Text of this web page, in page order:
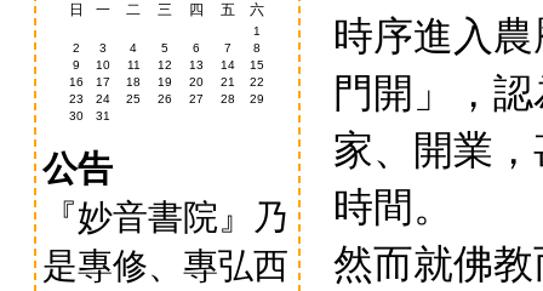
日 一 二 三 四 五 六
1
2
3 4 5 6 7
8
9
10 11 12 13 14
15
16
17 18 19 20 21
22
23
24 25 26 27 28
29
30
31
公告
『妙音書院』乃
是專修、專弘西
時序進入
門開」，
家、開業
時間。
然而就佛